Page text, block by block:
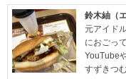
鈴木紬（
元アイド
におごっ
YouTube
すずきつ